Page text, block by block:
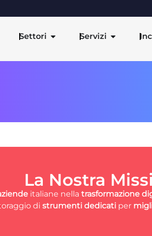
Settori Servizi
La Nostra
italiane nella trasformazione
di strumenti dedicati per